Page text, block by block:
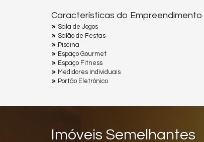
Características do Empreendimento
Sala de Jogos
Salão de Festas
Piscina
Espaço Gourmet
Espaço Fitness
Medidores Individuais
Portão Eletrônico
Imóveis Semelhantes